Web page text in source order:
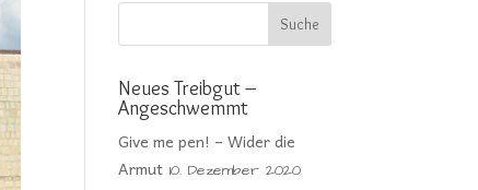
Neues Treibgut –
Angeschwemmt
Give me pen! – Wider die
Armut 10. Dezember 2020